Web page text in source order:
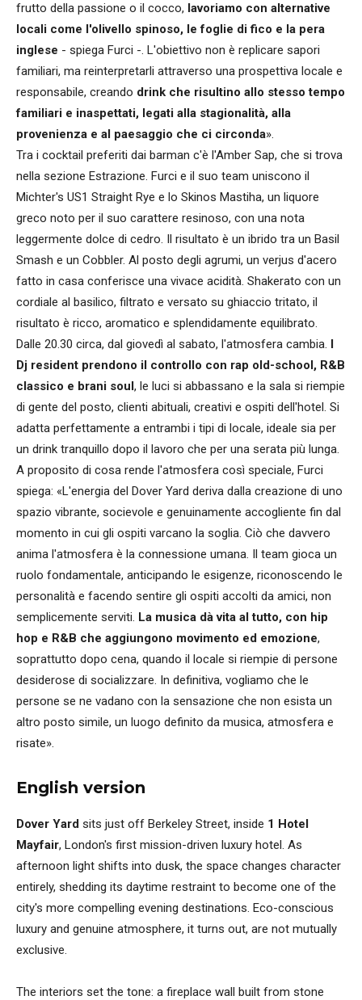
frutto della passione o il cocco, lavoriamo con alternative
locali come l'olivello spinoso, le foglie di fico e la pera
inglese - spiega Furci -. L'obiettivo non è replicare sapori
familiari, ma reinterpretarli attraverso una prospettiva locale e
responsabile, creando drink che risultino allo stesso tempo
familiari e inaspettati, legati alla stagionalità, alla
provenienza e al paesaggio che ci circonda».
Tra i cocktail preferiti dai barman c'è l'Amber Sap, che si trova
nella sezione Estrazione. Furci e il suo team uniscono il
Michter's US1 Straight Rye e lo Skinos Mastiha, un liquore
greco noto per il suo carattere resinoso, con una nota
leggermente dolce di cedro. Il risultato è un ibrido tra un Basil
Smash e un Cobbler. Al posto degli agrumi, un verjus d'acero
fatto in casa conferisce una vivace acidità. Shakerato con un
cordiale al basilico, filtrato e versato su ghiaccio tritato, il
risultato è ricco, aromatico e splendidamente equilibrato.
Dalle 20.30 circa, dal giovedì al sabato, l'atmosfera cambia. I
Dj resident prendono il controllo con rap old-school, R&B
classico e brani soul, le luci si abbassano e la sala si riempie
di gente del posto, clienti abituali, creativi e ospiti dell'hotel. Si
adatta perfettamente a entrambi i tipi di locale, ideale sia per
un drink tranquillo dopo il lavoro che per una serata più lunga.
A proposito di cosa rende l'atmosfera così speciale, Furci
spiega: «L'energia del Dover Yard deriva dalla creazione di uno
spazio vibrante, socievole e genuinamente accogliente fin dal
momento in cui gli ospiti varcano la soglia. Ciò che davvero
anima l'atmosfera è la connessione umana. Il team gioca un
ruolo fondamentale, anticipando le esigenze, riconoscendo le
personalità e facendo sentire gli ospiti accolti da amici, non
semplicemente serviti. La musica dà vita al tutto, con hip
hop e R&B che aggiungono movimento ed emozione,
soprattutto dopo cena, quando il locale si riempie di persone
desiderose di socializzare. In definitiva, vogliamo che le
persone se ne vadano con la sensazione che non esista un
altro posto simile, un luogo definito da musica, atmosfera e
risate».
English version
Dover Yard sits just off Berkeley Street, inside 1 Hotel
Mayfair, London's first mission-driven luxury hotel. As
afternoon light shifts into dusk, the space changes character
entirely, shedding its daytime restraint to become one of the
city's more compelling evening destinations. Eco-conscious
luxury and genuine atmosphere, it turns out, are not mutually
exclusive.
The interiors set the tone: a fireplace wall built from stone